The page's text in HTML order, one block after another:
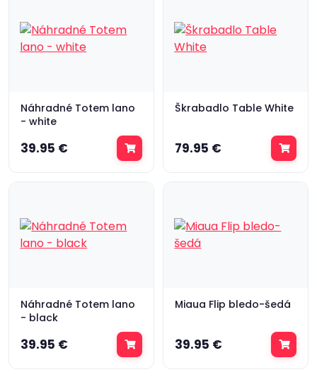
Náhradné Totem lano
- white
39.95 €
Škrabadlo Table White
79.95 €
Náhradné Totem lano
- black
39.95 €
Miaua Flip bledo-šedá
39.95 €